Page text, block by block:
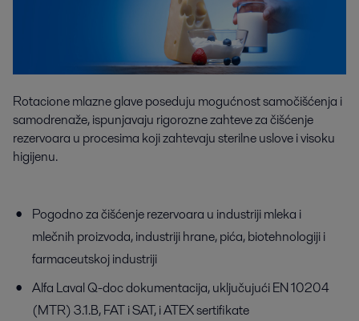
Rotacione mlazne glave poseduju mogućnost samočišćenja i
samodrenaže, ispunjavaju rigorozne zahteve za čišćenje
rezervoara u procesima koji zahtevaju sterilne uslove i visoku
higijenu.
Pogodno za čišćenje rezervoara u industriji mleka i
mlečnih proizvoda, industriji hrane, pića, biotehnologiji i
farmaceutskoj industriji
Alfa Laval Q-doc dokumentacija, uključujući EN 10204
(MTR) 3.1.B, FAT i SAT, i ATEX sertifikate